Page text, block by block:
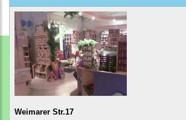
Weimarer Str.17